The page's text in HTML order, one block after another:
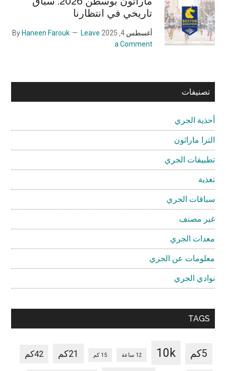
تاريخي في انتظارنا
أغسطس 4, 2025 Haneen Farouk
Leave
a Comment
تصنيفات
أحذية الجري
الترا ماراثون
تطبيقات الجري
تغذية
سباقات الجري
غير مصنف
معدات الجري
معلومات عن الجري
نوادي الجري
TAGS
5كم 10k 12 ساعة 15 كم 21كم 42كم